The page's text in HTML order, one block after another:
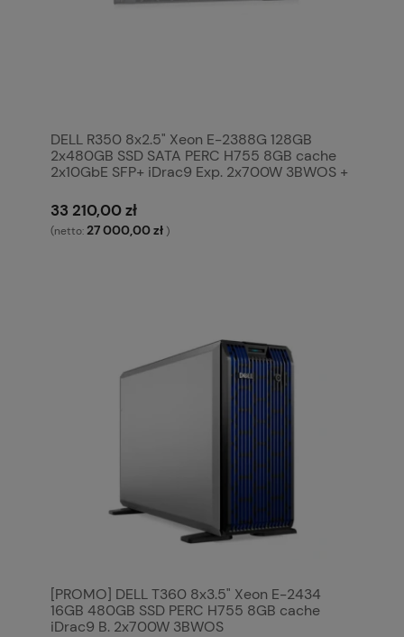
DELL R350 8x2.5" Xeon E-2388G 128GB
2x480GB SSD SATA PERC H755 8GB cache
2x10GbE SFP+ iDrac9 Exp. 2x700W 3BWOS +
33 210,00 zł
(netto:27 000,00 zł )
[PROMO] DELL T360 8x3.5" Xeon E-2434
16GB 480GB SSD PERC H755 8GB cache
iDrac9 B. 2x700W 3BWOS